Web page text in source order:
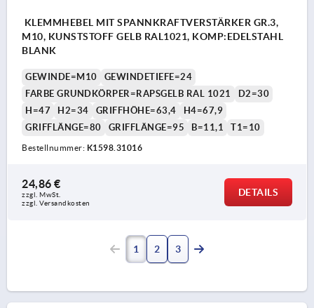
KLEMMHEBEL MIT SPANNKRAFTVERSTÄRKER GR.3,
M10, KUNSTSTOFF GELB RAL1021, KOMP:EDELSTAHL
BLANK
GEWINDE=M10
GEWINDETIEFE=24
FARBE GRUNDKÖRPER=RAPSGELB RAL 1021
D2=30
H=47
H2=34 GRIFFHÖHE=63,4
H4=67,9
GRIFFLÄNGE=80
GRIFFLÄNGE=95 B=11,1 T1=10
Bestellnummer: K1598.31016
24,86 €
zzgl. MwSt.
zzgl. Versandkosten
DETAILS
1 2 3